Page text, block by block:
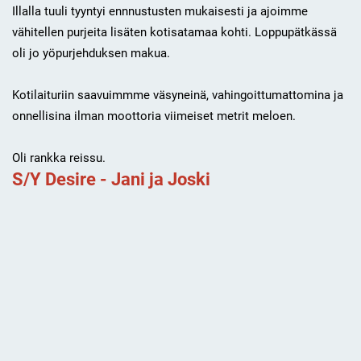
Illalla tuuli tyyntyi ennnustusten mukaisesti ja ajoimme
vähitellen purjeita lisäten kotisatamaa kohti. Loppupätkässä
oli jo yöpurjehduksen makua.
Kotilaituriin saavuimmme väsyneinä, vahingoittumattomina ja
onnellisina ilman moottoria viimeiset metrit meloen.
Oli rankka reissu.
S/Y Desire - Jani ja Joski